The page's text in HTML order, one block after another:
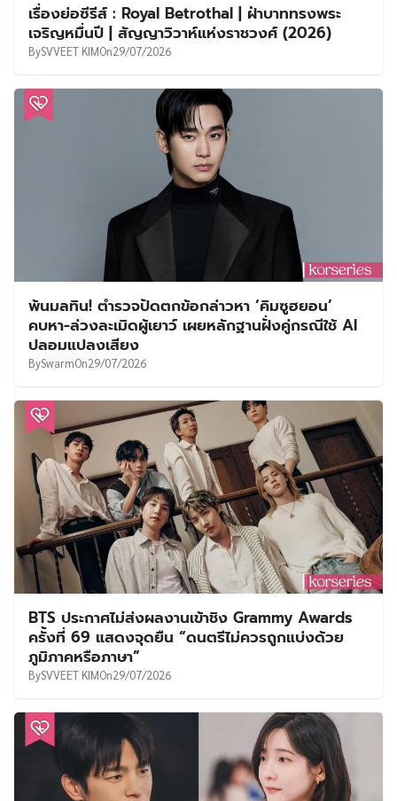
เรื่องย่อซีรีส์ : Royal Betrothal | ฝ่าบาททรงพระ
เจริญหมื่นปี | สัญญาวิวาห์แห่งราชวงศ์ (2026)
BySVVEET KIMOn29/07/2026
พ้นมลทิน! ตำรวจปัดตกข้อกล่าวหา ‘คิมซูฮยอน’
คบหา-ล่วงละเมิดผู้เยาว์ เผยหลักฐานฝั่งคู่กรณีใช้ AI
ปลอมแปลงเสียง
BySwarmOn29/07/2026
BTS ประกาศไม่ส่งผลงานเข้าชิง Grammy Awards
ครั้งที่ 69 แสดงจุดยืน “ดนตรีไม่ควรถูกแบ่งด้วย
ภูมิภาคหรือภาษา”
BySVVEET KIMOn29/07/2026